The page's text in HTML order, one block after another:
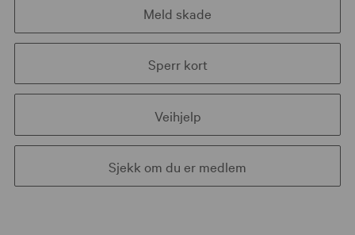
Meld skade
Sperr kort
Veihjelp
Sjekk om du er medlem